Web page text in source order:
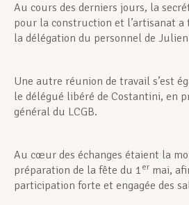
Au cours des derniers jours, la
pour la construction et l’artisanat
la délégation du personnel de
Une autre réunion de travail s’est
le délégué libéré de Costantini, en
général du LCGB.
Au cœur des échanges étaient la
préparation de la fête du 1 er mai,
participation forte et engagée des